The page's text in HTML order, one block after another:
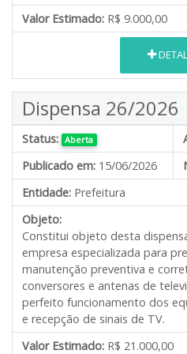
Valor Estimado: R$ 9.000,00
Dispensa 26/2026
Status: Aberta
Publicado em: 15/06/2026
Entidade: Prefeitura
Objeto:
Constitui objeto desta
empresa especializada para
manutenção preventiva e
conversores e antenas de
perfeito funcionamento dos
e recepção de sinais de TV.
Valor Estimado: R$ 21.000,00